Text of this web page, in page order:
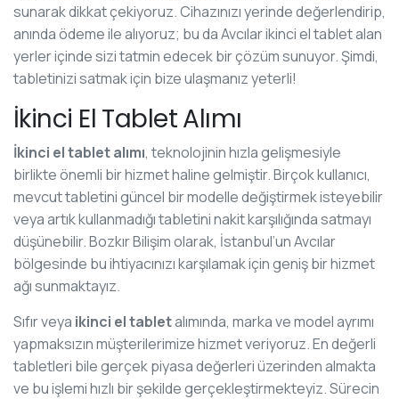
sunarak dikkat çekiyoruz. Cihazınızı yerinde değerlendirip,
anında ödeme ile alıyoruz; bu da Avcılar ikinci el tablet alan
yerler içinde sizi tatmin edecek bir çözüm sunuyor. Şimdi,
tabletinizi satmak için bize ulaşmanız yeterli!
İkinci El Tablet Alımı
İkinci el tablet alımı, teknolojinin hızla gelişmesiyle
birlikte önemli bir hizmet haline gelmiştir. Birçok kullanıcı,
mevcut tabletini güncel bir modelle değiştirmek isteyebilir
veya artık kullanmadığı tabletini nakit karşılığında satmayı
düşünebilir. Bozkır Bilişim olarak, İstanbul’un Avcılar
bölgesinde bu ihtiyacınızı karşılamak için geniş bir hizmet
ağı sunmaktayız.
Sıfır veya ikinci el tabletalımında, marka ve model ayrımı
yapmaksızın müşterilerimize hizmet veriyoruz. En değerli
tabletleri bile gerçek piyasa değerleri üzerinden almakta
ve bu işlemi hızlı bir şekilde gerçekleştirmekteyiz. Sürecin